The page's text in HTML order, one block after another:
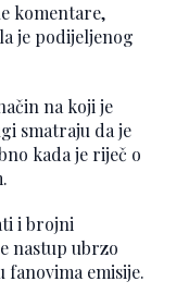
komentare,
je podijeljenog
na koji je
smatraju da je
kada je riječ o
i brojni
nastup ubrzo
fanovima emisije.